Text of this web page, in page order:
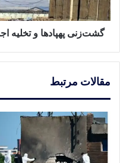
بگرام
در
پروان
گشت‌زنی پهپادها و تخلیه
مقالات مرتبط